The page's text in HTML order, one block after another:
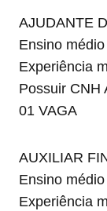
AJUDANTE
Ensino
Experiência
Possuir CNH
01 VAGA
AUXILIAR
Ensino
Experiência